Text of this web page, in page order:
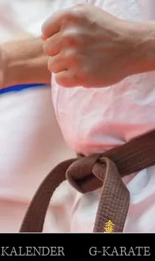
KALENDER G-KARATE